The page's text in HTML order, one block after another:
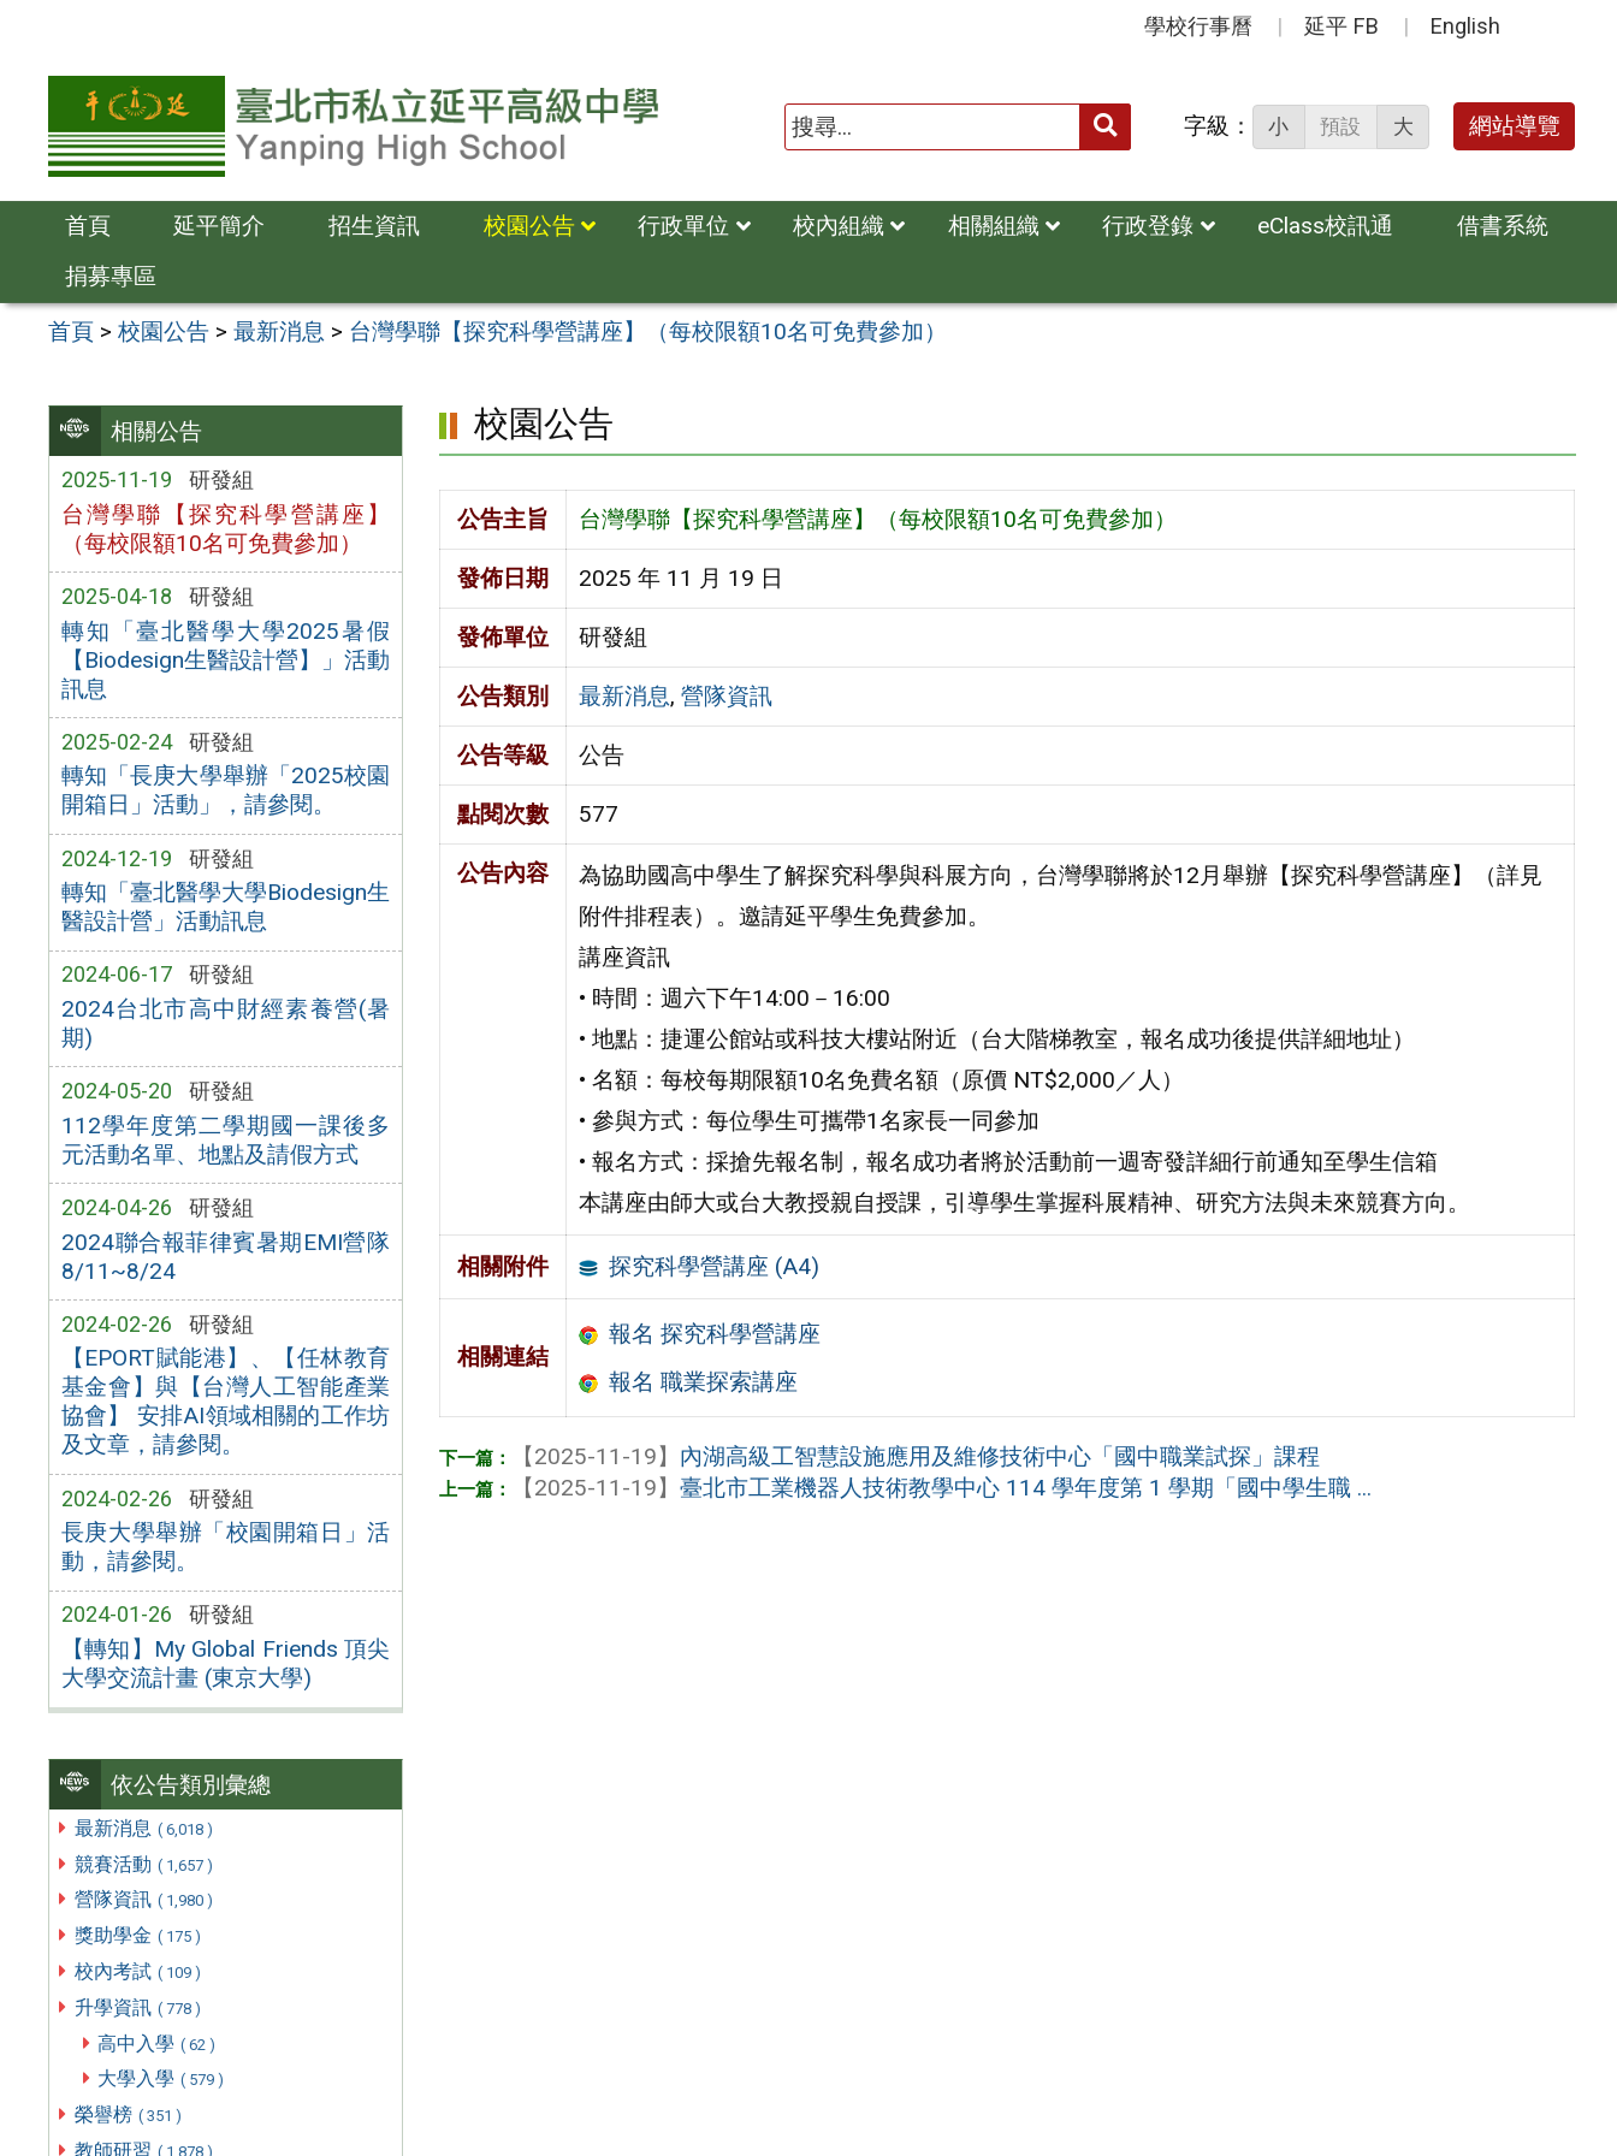
容
學校行事曆 延平 FB English
送出 字級： 小 預設 大 網站導覽
首頁 延平簡介 招生資訊 校園公告 行政單位 校內組織 相關組織 行政登錄 eClass校訊通
借書系統
捐募專區
首頁 >校園公告 >最新消息 > 台灣學聯【探究科學營講座】（每校限額10名可免費參加）
相關公告
2025-11-19 研發組
台灣學聯【探究科學營講座】
（每校限額10名可免費參加）
2025-04-18 研發組
轉知「臺北醫學大學2025暑假
【Biodesign生醫設計營】」活動
訊息
2025-02-24 研發組
轉知「長庚大學舉辦「2025校園
開箱日」活動」，請參閱。
2024-12-19 研發組
轉知「臺北醫學大學Biodesign生
醫設計營」活動訊息
2024-06-17 研發組
2024台北市高中財經素養營(暑
期)
2024-05-20 研發組
112學年度第二學期國一課後多
元活動名單、地點及請假方式
2024-04-26 研發組
2024聯合報菲律賓暑期EMI營隊
8/11~8/24
2024-02-26 研發組
【EPORT賦能港】、【任林教育
基金會】與【台灣人工智能產業
協會】 安排AI領域相關的工作坊
及文章，請參閱。
2024-02-26 研發組
長庚大學舉辦「校園開箱日」活
動，請參閱。
2024-01-26 研發組
【轉知】My Global Friends 頂尖
大學交流計畫 (東京大學)
依公告類別彙總
最新消息 ( 6,018 )
競賽活動 ( 1,657 )
營隊資訊 ( 1,980 )
獎助學金 ( 175 )
校內考試 ( 109 )
升學資訊 ( 778 )
高中入學 ( 62 )
大學入學 ( 579 )
榮譽榜 ( 351 )
教師研習 ( 1,878 )
校園公告
公告主旨 台灣學聯【探究科學營講座】（每校限額10名可免費參加）
發佈日期 2025 年 11 月 19 日
發佈單位 研發組
公告類別 最新消息, 營隊資訊
公告等級 公告
點閱次數 577
公告內容
為協助國高中學生了解探究科學與科展方向，台灣學聯將於12月舉辦【探究科學營講座】（詳見
附件排程表）。邀請延平學生免費參加。
講座資訊
• 時間：週六下午14:00－16:00
• 地點：捷運公館站或科技大樓站附近（台大階梯教室，報名成功後提供詳細地址）
• 名額：每校每期限額10名免費名額（原價 NT$2,000／人）
• 參與方式：每位學生可攜帶1名家長一同參加
• 報名方式：採搶先報名制，報名成功者將於活動前一週寄發詳細行前通知至學生信箱
本講座由師大或台大教授親自授課，引導學生掌握科展精神、研究方法與未來競賽方向。
相關附件 探究科學營講座 (A4)
相關連結
報名 探究科學營講座
報名 職業探索講座
【2025-11-19】 內湖高級工智慧設施應用及維修技術中心「國中職業試探」課程
【2025-11-19】臺北市工業機器人技術教學中心 114 學年度第 1 學期「國中學生職 ...